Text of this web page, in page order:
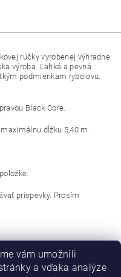
rúčky vyrobenej výhradne
výroba. Ľahká a pevná
podmienkam rybolovu.
Black Core.
dĺžku 5,40 m.
príspevky. Prosím
vám umožnili
a vďaka analýze